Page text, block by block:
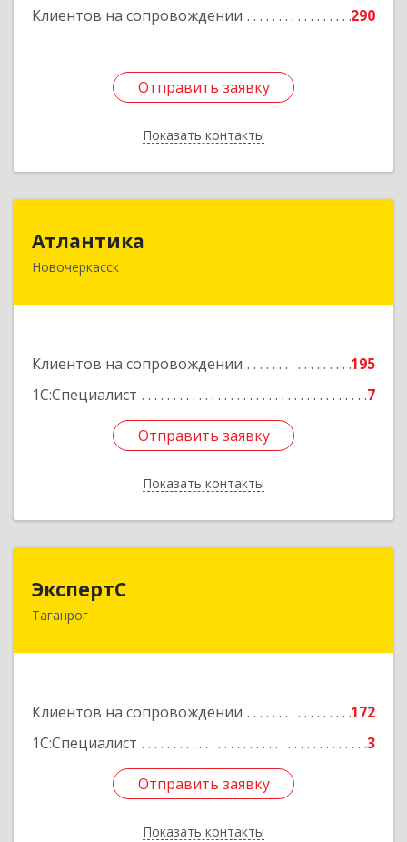
Клиентов на сопровождении 290
Отправить заявку
Показать контакты
Отправить заявку
Назад
Атлантика
Новочеркасск
Клиентов на сопровождении
195
1С:Специалист
7
Отправить заявку
Показать контакты
346428, Ростовская обл, Новочеркасск г,
Отправить заявку
Назад
ЭкспертС
Таганрог
Клиентов на сопровождении
172
1С:Специалист
3
Отправить заявку
Показать контакты
Отправить заявку
Назад